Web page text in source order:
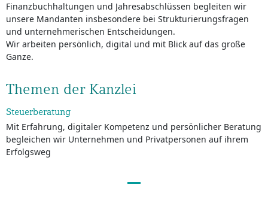
Finanzbuchhaltungen und Jahresabschlüssen begleiten wir
unsere Mandanten insbesondere bei Strukturierungsfragen
und unternehmerischen Entscheidungen.
Wir arbeiten persönlich, digital und mit Blick auf das große
Ganze.
Themen der Kanzlei
Steuerberatung
Mit Erfahrung, digitaler Kompetenz und persönlicher Beratung
begleichen wir Unternehmen und Privatpersonen auf ihrem
Erfolgsweg